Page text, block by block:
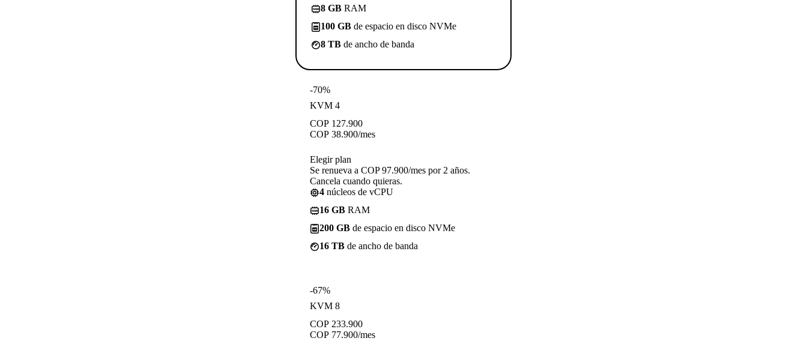
8 GB RAM
100 GB de espacio en disco NVMe
8 TB de ancho de banda
-70%
KVM 4
COP 127.900
COP 38.900/mes
Elegir plan
Se renueva a COP 97.900/mes por 2 años.
Cancela cuando quieras.
4 núcleos de vCPU
16 GB RAM
200 GB de espacio en disco NVMe
16 TB de ancho de banda
-67%
KVM 8
COP 233.900
COP 77.900/mes